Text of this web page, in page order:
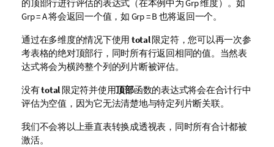
的顶部行进行评估的表达式（在本例中为 Grp 维度）。如
Grp = A 将会返回一个值，如 Grp = B 也将返回一个。
通过在多维度的情况下使用 total限定符，您可以再一次参
考表格的绝对顶部行，同时所有行返回相同的值。当然表
达式将会为横跨整个列的列片断被评估。
没有total 限定符并使用顶部函数的表达式将会在合计行中
评估为空值，因为它无法清楚地与特定列片断关联。
我们不会将以上垂直表转换成透视表，同时所有合计都被
激活。